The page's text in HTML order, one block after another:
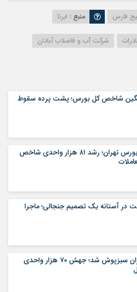
فارس منبع : ایرنا
شرکت آب و فاضلاب آبادان
شاخص کل بورس؛ پشت پرده سقوط
شوک به بورس تهران؛ رشد ۸۱ هزار واحدی شاخص
در آستانه یک تصمیم جنجالی؛ ماجرا
بورس تهران سبزپوش شد؛ جهش ۷۰ هزار واحدی